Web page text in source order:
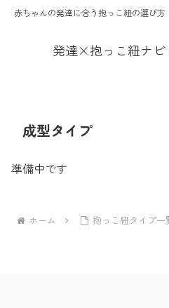
赤ちゃんの発達に合う抱っこ紐の選び
発達×抱っこ紐ナビ
成型タイプ
準備中です
ホーム 抱っこ紐タイプ一